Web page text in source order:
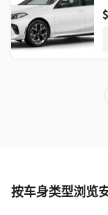
按车身类型浏览